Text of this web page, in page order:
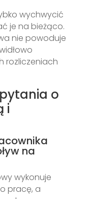
wychwycić
je na bieżąco.
nie powoduje
rozliczeniach
o
i
na
wykonuje
pracę, a